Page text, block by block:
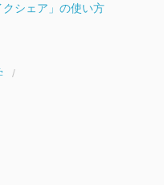
クシェア」の使い方